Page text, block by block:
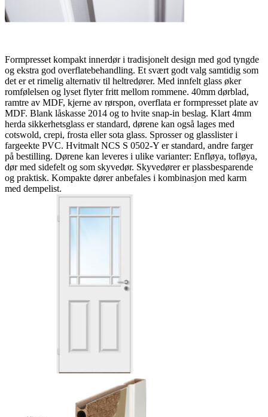
Formpresset kompakt innerdør i tradisjonelt design med god tyngde
og ekstra god overflatebehandling. Et svært godt valg samtidig som
det er et rimelig alternativ til heltredører. Med innfelt glass øker
romfølelsen og lyset flyter fritt mellom rommene. 40mm dørblad,
ramtre av MDF, kjerne av rørspon, overflata er formpresset plate av
MDF. Blank låskasse 2014 og to hvite snap-in beslag. Klart 4mm
herda sikkerhetsglass er standard, dørene kan også lages med
cotswold, crepi, frosta eller sota glass. Sprosser og glasslister i
fargeekte PVC. Hvitmalt NCS S 0502-Y er standard, andre farger
på bestilling. Dørene kan leveres i ulike varianter: Enfløya, tofløya,
dør med sidefelt og som skyvedør. Skyvedører er plassbesparende
og praktisk. Kompakte dører anbefales i kombinasjon med karm
med dempelist.